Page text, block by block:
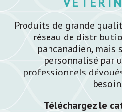
Produits de grande
réseau de
pancanadien, mais
personnalisé par
professionnels
Téléchargez le